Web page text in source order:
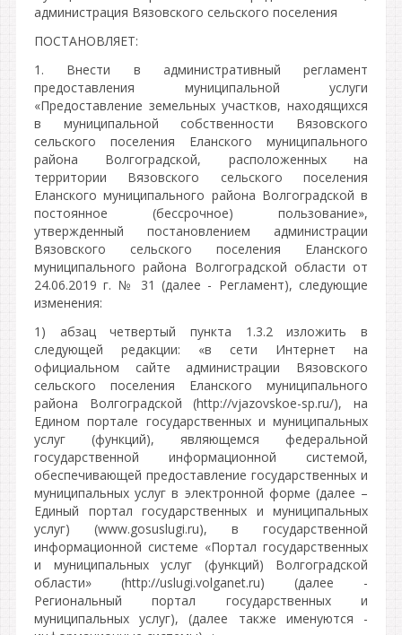
администрация Вязовского сельского поселения
ПОСТАНОВЛЯЕТ:
1. Внести в административный регламент
предоставления муниципальной услуги
«Предоставление земельных участков, находящихся
в муниципальной собственности Вязовского
сельского поселения Еланского муниципального
района Волгоградской, расположенных на
территории Вязовского сельского поселения
Еланского муниципального района Волгоградской в
постоянное (бессрочное) пользование»,
утвержденный постановлением администрации
Вязовского сельского поселения Еланского
муниципального района Волгоградской области от
24.06.2019 г. № 31 (далее - Регламент), следующие
изменения:
1) абзац четвертый пункта 1.3.2 изложить в
следующей редакции: «в сети Интернет на
официальном сайте администрации Вязовского
сельского поселения Еланского муниципального
района Волгоградской (http://vjazovskoe-sp.ru/), на
Едином портале государственных и муниципальных
услуг (функций), являющемся федеральной
государственной информационной системой,
обеспечивающей предоставление государственных и
муниципальных услуг в электронной форме (далее –
Единый портал государственных и муниципальных
услуг) (www.gosuslugi.ru), в государственной
информационной системе «Портал государственных
и муниципальных услуг (функций) Волгоградской
области» (http://uslugi.volganet.ru) (далее -
Региональный портал государственных и
муниципальных услуг), (далее также именуются -